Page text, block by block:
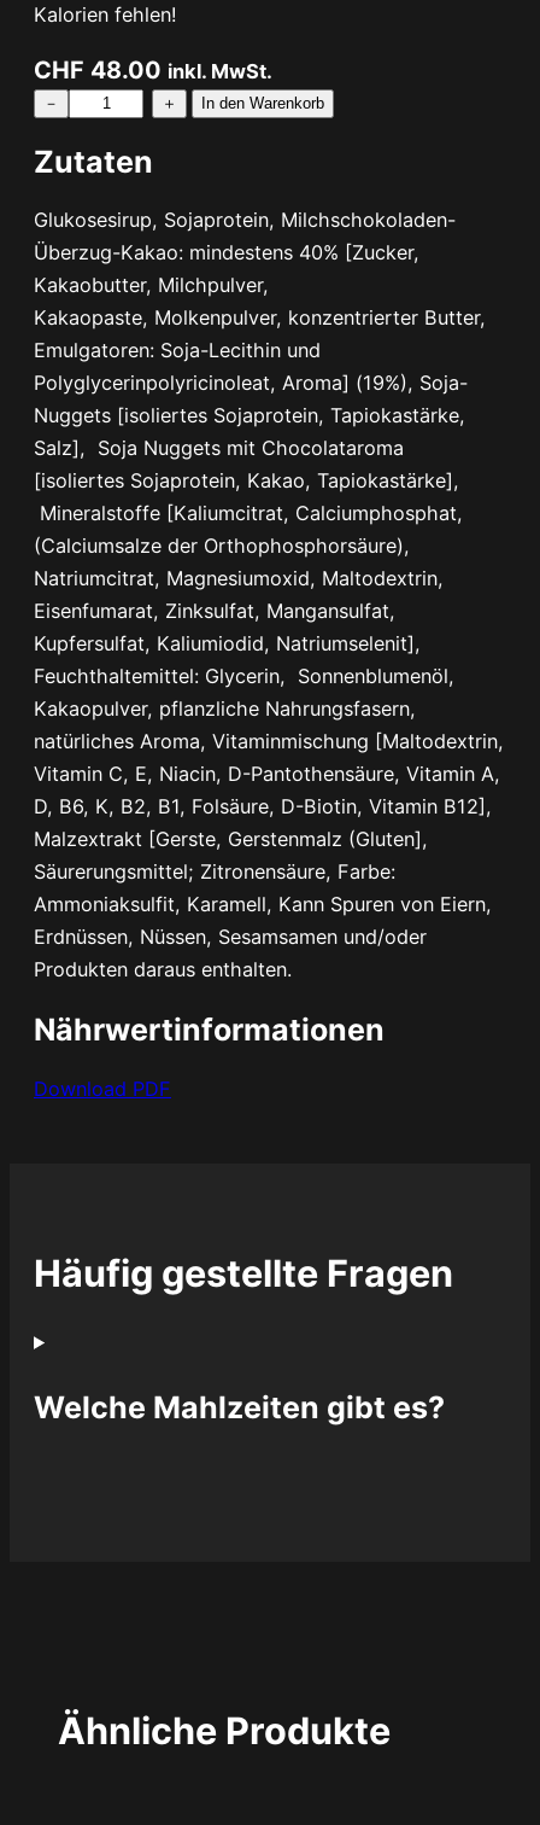
Kalorien fehlen!
CHF 48.00 inkl. MwSt.
－
E
E
L
H
i
g
h
P
r
o
e
i
n
M
e
n
g
e
＋ In den Warenkorb
Zutaten
Glukosesirup, Sojaprotein, Milchschokoladen-
Überzug-Kakao: mindestens 40% [Zucker,
Kakaobutter, Milchpulver,
Kakaopaste, Molkenpulver, konzentrierter Butter,
Emulgatoren: Soja-Lecithin und
Polyglycerinpolyricinoleat, Aroma] (19%), Soja-
Nuggets [isoliertes Sojaprotein, Tapiokastärke,
Salz], Soja Nuggets mit Chocolataroma
[isoliertes Sojaprotein, Kakao, Tapiokastärke],
Mineralstoffe [Kaliumcitrat, Calciumphosphat,
(Calciumsalze der Orthophosphorsäure),
Natriumcitrat, Magnesiumoxid, Maltodextrin,
Eisenfumarat, Zinksulfat, Mangansulfat,
Kupfersulfat, Kaliumiodid, Natriumselenit],
Feuchthaltemittel: Glycerin, Sonnenblumenöl,
Kakaopulver, pflanzliche Nahrungsfasern,
natürliches Aroma, Vitaminmischung [Maltodextrin,
Vitamin C, E, Niacin, D-Pantothensäure, Vitamin A,
D, B6, K, B2, B1, Folsäure, D-Biotin, Vitamin B12],
Malzextrakt [Gerste, Gerstenmalz (Gluten],
Säurerungsmittel; Zitronensäure, Farbe:
Ammoniaksulfit, Karamell, Kann Spuren von Eiern,
Erdnüssen, Nüssen, Sesamsamen und/oder
Produkten daraus enthalten.
Nährwertinformationen
Download PDF
Häufig gestellte Fragen
Welche Mahlzeiten gibt es?
Ähnliche Produkte